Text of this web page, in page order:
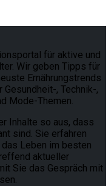
für aktive und
Wir geben Tipps für
Ernährungstrends
Gesundheit-, Technik-,
Mode-Themen.
Inhalte so aus, dass
sind. Sie erfahren
Leben im besten
aktueller
Sie das Gespräch mit